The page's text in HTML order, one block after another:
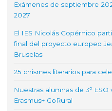
Exámenes de septiembre
2027
El IES Nicolás Copérnico
final del proyecto europeo
Bruselas
25 chismes literarios para
Nuestras alumnas de 3º
Erasmus+ GoRural